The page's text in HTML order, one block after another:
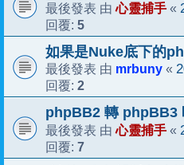
最後發表 由心靈捕手 «
回覆: 5
如果是Nuke底下的
最後發表 由 mrbuny «
回覆: 2
phpBB2 轉 phpBB3
最後發表 由心靈捕手 «
回覆: 7